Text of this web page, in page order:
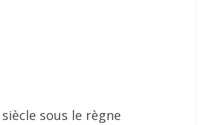
siècle sous le règne